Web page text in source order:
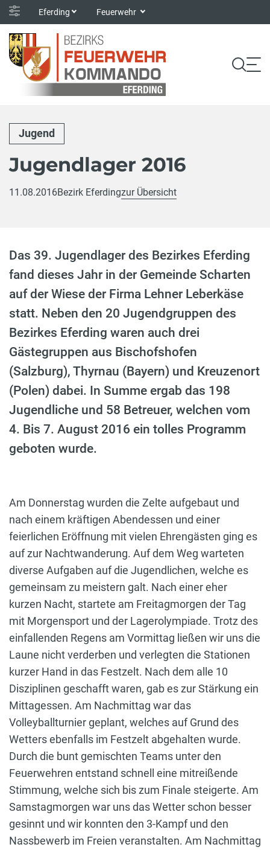
Eferding Feuerwehr
Jugend
Jugendlager 2016
11.08.2016Bezirk Eferdingzur Übersicht
Das 39. Jugendlager des Bezirkes Eferding
fand dieses Jahr in der Gemeinde Scharten
auf der Wiese der Firma Lehner Leberkäse
statt. Neben den 20 Jugendgruppen des
Bezirkes Eferding waren auch drei
Gästegruppen aus Bischofshofen
(Salzburg), Thyrnau (Bayern) und Kreuzenort
(Polen) dabei. In Summe ergab das 198
Jugendliche und 58 Betreuer, welchen vom
4. Bis 7. August 2016 ein tolles Programm
geboten wurde.
Am Donnerstag wurden die Zelte aufgebaut und
nach einem kräftigen Abendessen und einer
feierlichen Eröffnung mit vielen Ehrengästen ging es
auf zur Nachtwanderung. Auf dem Weg warteten
diverse Aufgaben auf die Jugendlichen, welche es
gemeinsam zu meistern galt. Nach einer eher
kurzen Nacht, startete am Freitagmorgen der Tag
mit Morgensport und der Lagerolympiade. Trotz des
einfallenden Regens am Vormittag ließen wir uns die
Laune nicht verderben und verlegten die Stationen
kurzer Hand in das Festzelt. Nach dem alle 10
Disziplinen geschafft waren, gab es zur Stärkung ein
Mittagessen. Am Nachmittag war das
Volleyballturnier geplant, welches auf Grund des
Wetters ebenfalls im Festzelt abgehalten wurde.
Durch die bunt gemischten Teams unter den
Feuerwehren entstand schnell eine mitreißende
Stimmung, welche sich bis zum Finale steigerte. Am
Samstagmorgen war uns das Wetter schon besser
gesinnt und wir konnten den 3-Kampf und den
Nassbewerb im Freien veranstalten. Am Nachmittag